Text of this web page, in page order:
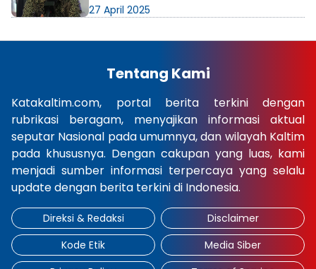
More
Internasional
Feature
Opini
Gaya
Hidup
×
27 April 2025
Tentang Kami
Katakaltim.com, portal berita terkini dengan
rubrikasi beragam, menyajikan informasi aktual
seputar Nasional pada umumnya, dan wilayah Kaltim
pada khususnya. Dengan cakupan yang luas, kami
menjadi sumber informasi terpercaya yang selalu
update dengan berita terkini di Indonesia.
Direksi & Redaksi
Disclaimer
Kode Etik
Media Siber